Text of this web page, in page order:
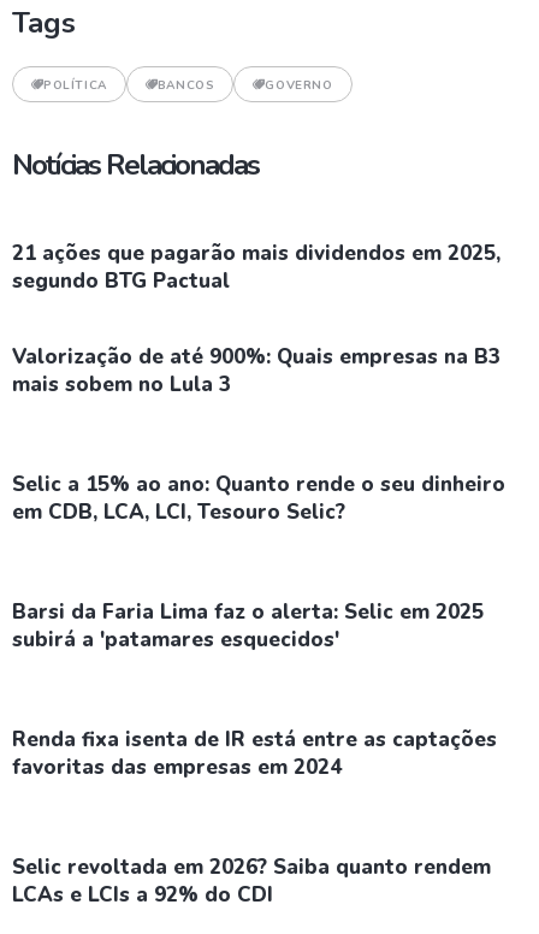
Tags
POLÍTICA BANCOS GOVERNO
Notícias Relacionadas
21 ações que pagarão mais dividendos em 2025,
segundo BTG Pactual
Valorização de até 900%: Quais empresas na B3
mais sobem no Lula 3
Selic a 15% ao ano: Quanto rende o seu dinheiro
em CDB, LCA, LCI, Tesouro Selic?
Barsi da Faria Lima faz o alerta: Selic em 2025
subirá a 'patamares esquecidos'
Renda fixa isenta de IR está entre as captações
favoritas das empresas em 2024
Selic revoltada em 2026? Saiba quanto rendem
LCAs e LCIs a 92% do CDI